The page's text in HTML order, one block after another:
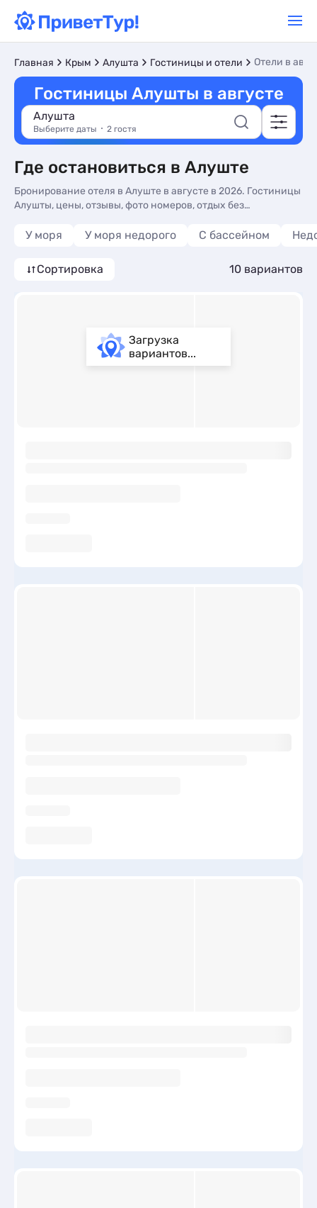
Главная Крым Алушта Гостиницы и отели Отели в
Гостиницы Алушты в августе
Алушта
Выберите даты 2 гостя
Где остановиться в Алуште
Бронирование отеля в Алуште в августе в 2026. Гостиницы
Алушты, цены, отзывы, фото номеров, отдых без
У моря У моря недорого С бассейном
Сортировка 10 вариантов
Загрузка
вариантов...